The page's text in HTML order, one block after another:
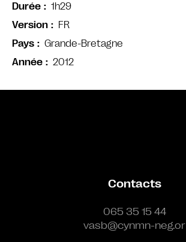
Durée
1h29
Version
FR
Pays
Grande-Bretagne
Année
2012
Contacts
065 35 15 44
vasb@cynmn-neg.or